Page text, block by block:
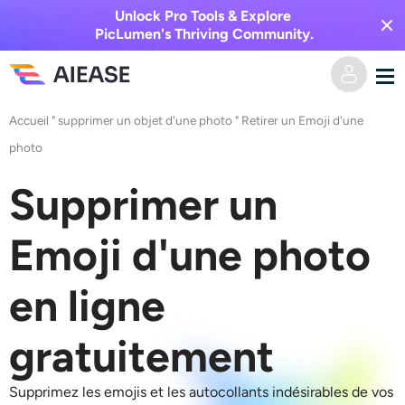
Unlock Pro Tools & Explore
PicLumen's Thriving Community.
Domicile
Texte en vidéo
De l’image à la vidéo
Effets vidéo
Générateur de baisers IA
Effets vidéo
Image vers image
Texte en image
Éditeur et créateur de photos
Prisée
Accueil " supprimer un objet d'une photo " Retirer un Emoji d'une
photo
Supprimer un
Emoji d'une photo
en ligne
gratuitement
Supprimez les emojis et les autocollants indésirables de vos